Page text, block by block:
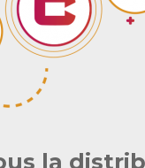
la